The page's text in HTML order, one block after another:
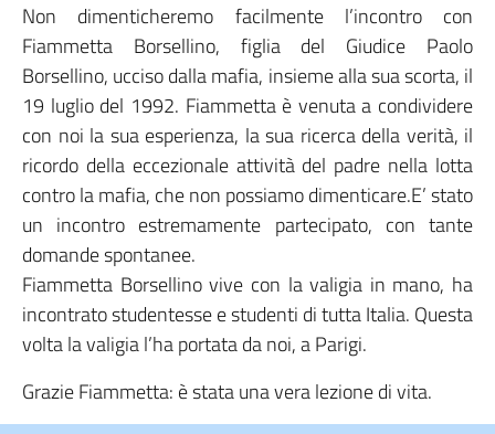
Non dimenticheremo facilmente l’incontro con
Fiammetta Borsellino, figlia del Giudice Paolo
Borsellino, ucciso dalla mafia, insieme alla sua scorta, il
19 luglio del 1992. Fiammetta è venuta a condividere
con noi la sua esperienza, la sua ricerca della verità, il
ricordo della eccezionale attività del padre nella lotta
contro la mafia, che non possiamo dimenticare.E’ stato
un incontro estremamente partecipato, con tante
domande spontanee.
Fiammetta Borsellino vive con la valigia in mano, ha
incontrato studentesse e studenti di tutta Italia. Questa
volta la valigia l’ha portata da noi, a Parigi.
Grazie Fiammetta: è stata una vera lezione di vita.